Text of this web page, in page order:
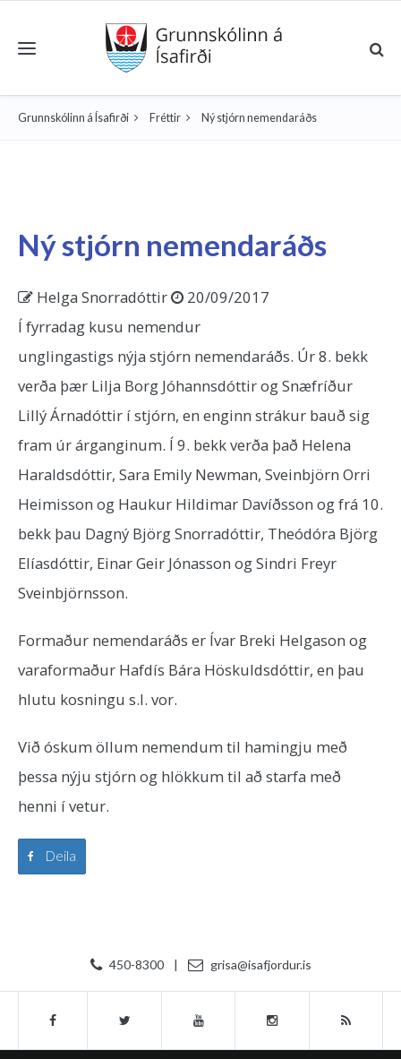
Toggle navigation
Grunnskólinn á Ísafirði Fréttir Ný stjórn nemendaráðs
Ný stjórn nemendaráðs
Helga Snorradóttir
20/09/2017
Í fyrradag kusu nemendur
unglingastigs nýja stjórn nemendaráðs. Úr 8. bekk
verða þær Lilja Borg Jóhannsdóttir og Snæfríður
Lillý Árnadóttir í stjórn, en enginn strákur bauð sig
fram úr árganginum. Í 9. bekk verða það Helena
Haraldsdóttir, Sara Emily Newman, Sveinbjörn Orri
Heimisson og Haukur Hildimar Davíðsson og frá 10.
bekk þau Dagný Björg Snorradóttir, Theódóra Björg
Elíasdóttir, Einar Geir Jónasson og Sindri Freyr
Sveinbjörnsson.
Formaður nemendaráðs er Ívar Breki Helgason og
varaformaður Hafdís Bára Höskuldsdóttir, en þau
hlutu kosningu s.l. vor.
Við óskum öllum nemendum til hamingju með
þessa nýju stjórn og hlökkum til að starfa með
henni í vetur.
Deila
450-8300 | grisa@isafjordur.is